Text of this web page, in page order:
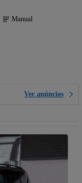
Manual
Ver anúncios